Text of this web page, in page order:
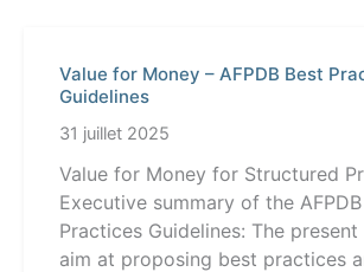
Value for Money – AFPDB Best
Guidelines
31 juillet 2025
Value for Money for Structured
Executive summary of the
Practices Guidelines: The present
aim at proposing best practices